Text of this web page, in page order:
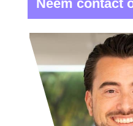
Neem contact